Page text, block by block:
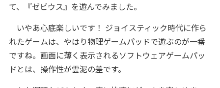
て、『ゼビウス』を遊んでみました。
いやあ心底楽しいです！ ジョイスティック時代に作ら
れたゲームは、やはり物理ゲームパッドで遊ぶのが一番
ですね。画面に薄く表示されるソフトウェアゲームパッ
ドとは、操作性が雲泥の差です。